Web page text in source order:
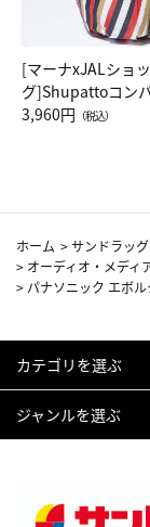
[マーナxJALショ
グ]Shupattoコン
Drop JAL客室乗務
3,960円 （税込）
ホーム >サンドラッグ
> オーディオ・メディ
> パナソニック エボ
カテゴリを選ぶ
ジャンルを選ぶ